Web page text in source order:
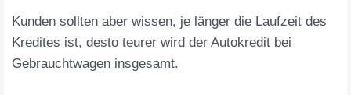
Kunden sollten aber wissen, je länger die Laufzeit des
Kredites ist, desto teurer wird der Autokredit bei
Gebrauchtwagen insgesamt.